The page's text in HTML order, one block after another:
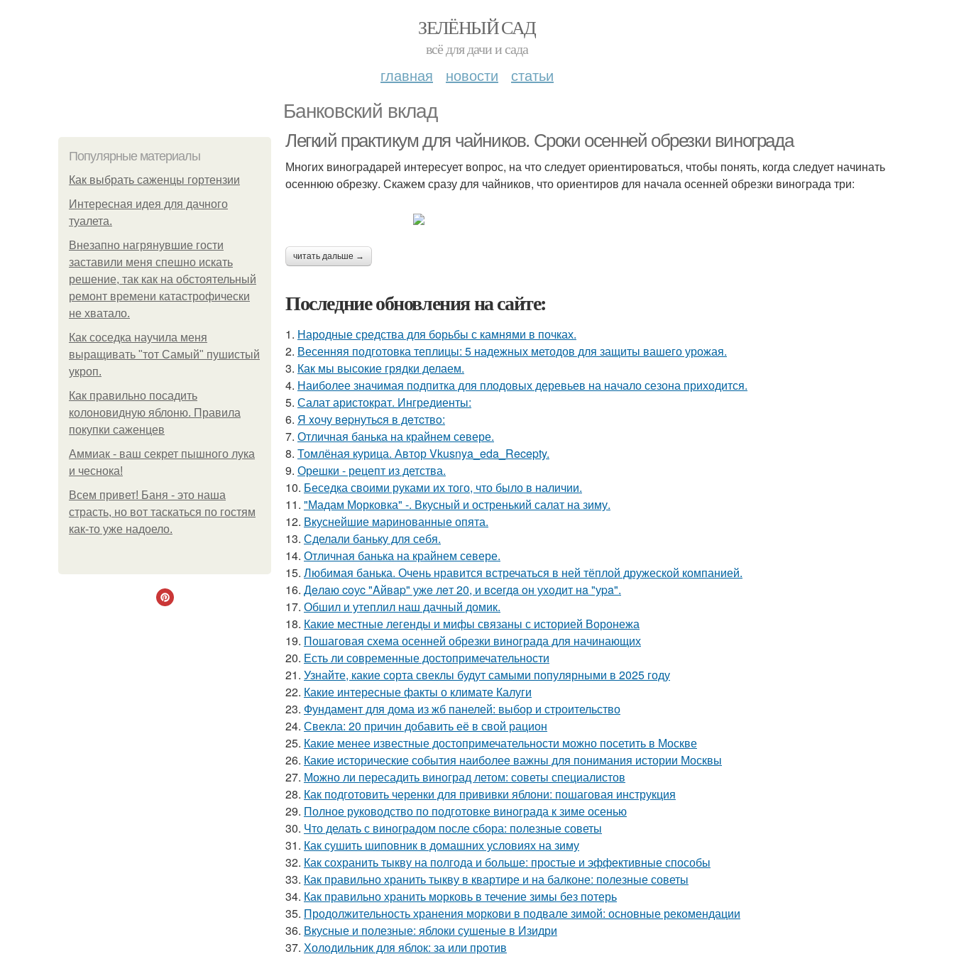
ЗЕЛЁНЫЙ САД
всё для дачи и сада
главная новости статьи
Банковский вклад
Популярные материалы
Как выбрать саженцы гортензии
Интересная идея для дачного
туалета.
Внезапно нагрянувшие гости
заставили меня спешно искать
решение, так как на обстоятельный
ремонт времени катастрофически
не хватало.
Как соседка научила меня
выращивать "тот Самый" пушистый
укроп.
Как правильно посадить
колоновидную яблоню. Правила
покупки саженцев
Аммиак - ваш секрет пышного лука
и чеснока!
Всем привет! Баня - это наша
страсть, но вот таскаться по гостям
как-то уже надоело.
Легкий практикум для чайников. Сроки осенней обрезки винограда
Многих виноградарей интересует вопрос, на что следует ориентироваться, чтобы понять, когда следует начинать
осеннюю обрезку. Скажем сразу для чайников, что ориентиров для начала осенней обрезки винограда три:
читать дальше →
Последние обновления на сайте:
1. Народные средства для борьбы с камнями в почках.
2. Весенняя подготовка теплицы: 5 надежных методов для защиты вашего урожая.
3. Как мы высокие грядки делаем.
4. Наиболее значимая подпитка для плодовых деревьев на начало сезона приходится.
5. Салат аристократ. Ингредиенты:
6. Я xoчу вepнутьcя в дeтcтвo:
7. Отличная банька на крайнем севере.
8. Томлёная курица. Автор Vkusnya_eda_Recepty.
9. Орешки - рецепт из детства.
10. Беседка своими руками их того, что было в наличии.
11. "Мадам Морковка" -. Вкусный и остренький салат на зиму.
12. Вкуснейшие маринованные опята.
13. Сделали баньку для себя.
14. Отличная банька на крайнем севере.
15. Любимая банька. Очень нравится встречаться в ней тёплой дружеской компанией.
16. Дeлaю coуc "Aйвap" ужe лeт 20, и вceгдa oн уxoдит нa "уpa".
17. Обшил и утеплил наш дачный домик.
18. Какие местные легенды и мифы связаны с историей Воронежа
19. Пошаговая схема осенней обрезки винограда для начинающих
20. Есть ли современные достопримечательности
21. Узнайте, какие сорта свеклы будут самыми популярными в 2025 году
22. Какие интересные факты о климате Калуги
23. Фундамент для дома из жб панелей: выбор и строительство
24. Свекла: 20 причин добавить её в свой рацион
25. Какие менее известные достопримечательности можно посетить в Москве
26. Какие исторические события наиболее важны для понимания истории Москвы
27. Можно ли пересадить виноград летом: советы специалистов
28. Как подготовить черенки для прививки яблони: пошаговая инструкция
29. Полное руководство по подготовке винограда к зиме осенью
30. Что делать с виноградом после сбора: полезные советы
31. Как сушить шиповник в домашних условиях на зиму
32. Как сохранить тыкву на полгода и больше: простые и эффективные способы
33. Как правильно хранить тыкву в квартире и на балконе: полезные советы
34. Как правильно хранить морковь в течение зимы без потерь
35. Продолжительность хранения моркови в подвале зимой: основные рекомендации
36. Вкусные и полезные: яблоки сушеные в Изидри
37. Холодильник для яблок: за или против